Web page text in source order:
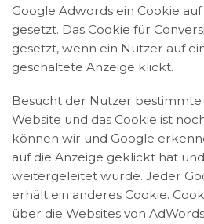
Google Adwords ein Cookie
gesetzt. Das Cookie für
gesetzt, wenn ein Nutzer auf
geschaltete Anzeige klickt.
Besucht der Nutzer bestimmte
Website und das Cookie ist
können wir und Google
auf die Anzeige geklickt hat
weitergeleitet wurde. Jeder
erhält ein anderes Cookie.
über die Websites von